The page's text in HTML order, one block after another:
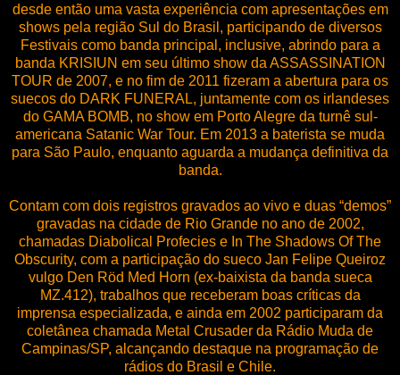
desde então uma vasta experiência com apresentações em
shows pela região Sul do Brasil, participando de diversos
Festivais como banda principal, inclusive, abrindo para a
banda KRISIUN em seu último show da ASSASSINATION
TOUR de 2007, e no fim de 2011 fizeram a abertura para os
suecos do DARK FUNERAL, juntamente com os irlandeses
do GAMA BOMB, no show em Porto Alegre da turnê sul-
americana Satanic War Tour. Em 2013 a baterista se muda
para São Paulo, enquanto aguarda a mudança definitiva da
banda.
Contam com dois registros gravados ao vivo e duas “demos”
gravadas na cidade de Rio Grande no ano de 2002,
chamadas Diabolical Profecies e In The Shadows Of The
Obscurity, com a participação do sueco Jan Felipe Queiroz
vulgo Den Röd Med Horn (ex-baixista da banda sueca
MZ.412), trabalhos que receberam boas críticas da
imprensa especializada, e ainda em 2002 participaram da
coletânea chamada Metal Crusader da Rádio Muda de
Campinas/SP, alcançando destaque na programação de
rádios do Brasil e Chile.